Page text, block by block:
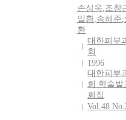
손상욱,조창
일환,송해준,
환
대한피부
회
1996
대한피부
회 학술발
회집
Vol.48